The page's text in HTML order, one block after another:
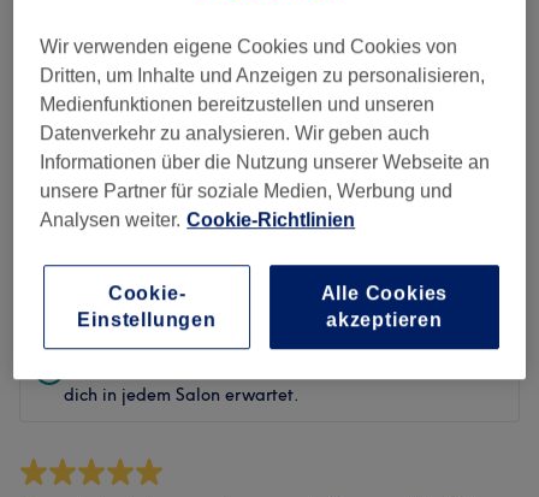
Service
Bewertungen filtern
Bewertung Nach Sternen filtern
Verifizierte Bewertungen
dich in jedem Salon erwartet.
Wir verwenden eigene Cookies und Cookies von
Dritten, um Inhalte und Anzeigen zu personalisieren,
Medienfunktionen bereitzustellen und unseren
Datenverkehr zu analysieren. Wir geben auch
Informationen über die Nutzung unserer Webseite an
unsere Partner für soziale Medien, Werbung und
Analysen weiter. Cookie-Richtlinien
Cookie-
Einstellungen
Alle Cookies
akzeptieren